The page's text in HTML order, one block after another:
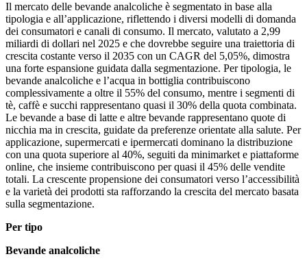
Il mercato delle bevande analcoliche è segmentato in base alla
tipologia e all’applicazione, riflettendo i diversi modelli di domanda
dei consumatori e canali di consumo. Il mercato, valutato a 2,99
miliardi di dollari nel 2025 e che dovrebbe seguire una traiettoria di
crescita costante verso il 2035 con un CAGR del 5,05%, dimostra
una forte espansione guidata dalla segmentazione. Per tipologia, le
bevande analcoliche e l’acqua in bottiglia contribuiscono
complessivamente a oltre il 55% del consumo, mentre i segmenti di
tè, caffè e succhi rappresentano quasi il 30% della quota combinata.
Le bevande a base di latte e altre bevande rappresentano quote di
nicchia ma in crescita, guidate da preferenze orientate alla salute. Per
applicazione, supermercati e ipermercati dominano la distribuzione
con una quota superiore al 40%, seguiti da minimarket e piattaforme
online, che insieme contribuiscono per quasi il 45% delle vendite
totali. La crescente propensione dei consumatori verso l’accessibilità
e la varietà dei prodotti sta rafforzando la crescita del mercato basata
sulla segmentazione.
Per tipo
Bevande analcoliche